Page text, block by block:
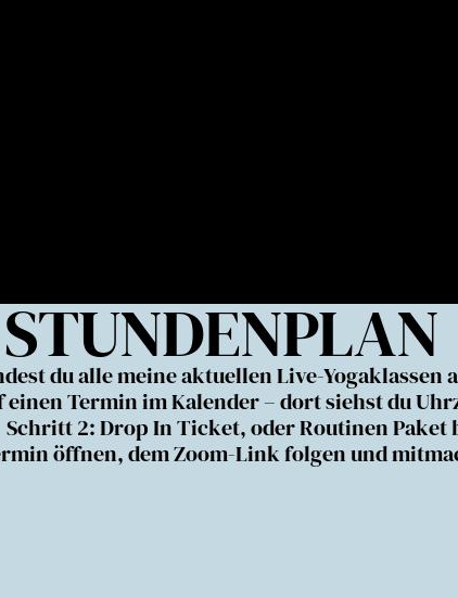
du alle meine aktuellen Live-Yogaklassen
Termin im Kalender – dort siehst du
Schritt 2: Drop In Ticket, oder Routinen Paket
öffnen, dem Zoom-Link folgen und